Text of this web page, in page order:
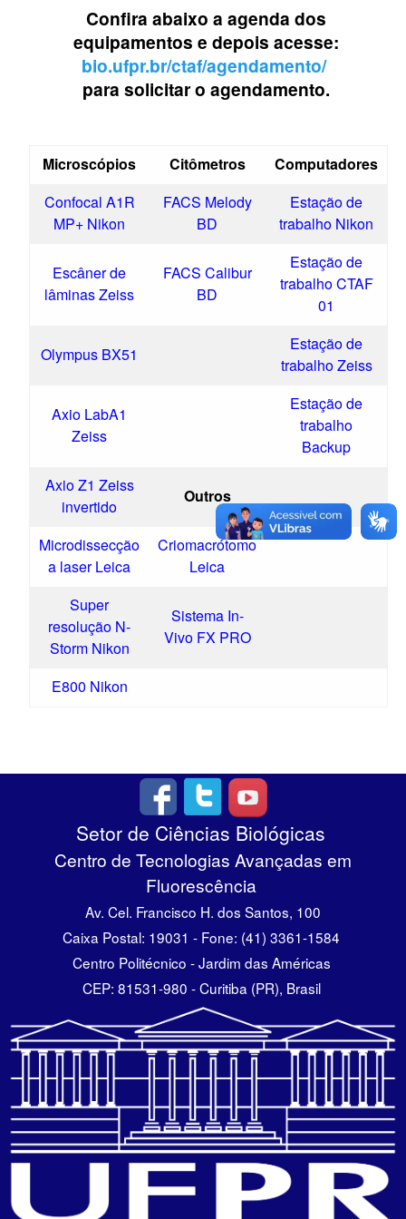
Confira abaixo a agenda dos
equipamentos e depois acesse:
bio.ufpr.br/ctaf/agendamento/
para solicitar o agendamento.
Microscópios Citômetros
Computadores
Confocal A1R
MP+ Nikon
FACS Melody
BD
Estação de
trabalho Nikon
Escâner de
lâminas Zeiss
FACS Calibur
BD
Estação de
trabalho CTAF
01
Olympus BX51
Estação de
trabalho Zeiss
Axio LabA1
Zeiss
Estação de
trabalho
Backup
Axio Z1 Zeiss
invertido
Outros
Microdissecção
a laser Leica
Criomacrótomo
Leica
Super
resolução N-
Storm Nikon
Sistema In-
Vivo FX PRO
E800 Nikon
Setor de Ciências Biológicas
Centro de Tecnologias Avançadas em
Fluorescência
Av. Cel. Francisco H. dos Santos, 100
Caixa Postal: 19031 - Fone: (41) 3361-1584
Centro Politécnico - Jardim das Américas
CEP: 81531-980 - Curitiba (PR), Brasil